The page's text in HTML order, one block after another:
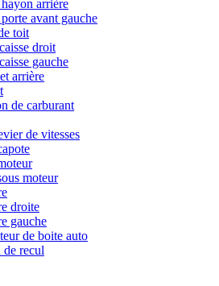
arrière
avant gauche
toit
droit
gauche
arrière
de carburant
de vitesses
moteur
droite
gauche
de boite auto
de recul